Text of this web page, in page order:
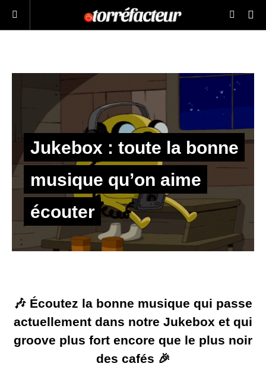
Jukebox : toute la bonne
musique qu’on aime
écouter
🎶 Écoutez la bonne musique qui passe
actuellement dans notre Jukebox et qui
groove plus fort encore que le plus noir
des cafés 🎉